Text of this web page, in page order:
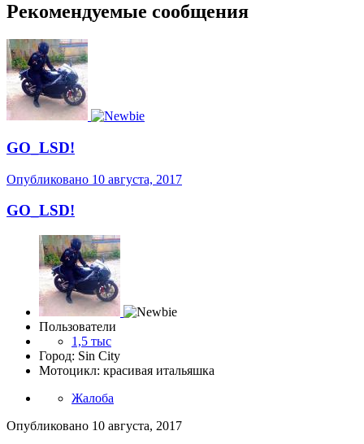
Рекомендуемые сообщения
GO_LSD!
Опубликовано 10 августа, 2017
GO_LSD!
Пользователи
1,5 тыс
Город: Sin City
Мотоцикл: красивая итальяшка
Жалоба
Опубликовано 10 августа, 2017